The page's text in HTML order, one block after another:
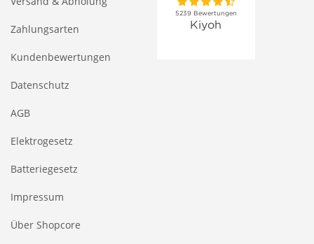
Zahlungsarten
Kundenbewertungen
Datenschutz
AGB
Elektrogesetz
Batteriegesetz
Impressum
Über Shopcore